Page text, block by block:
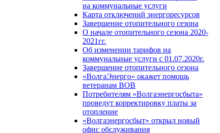
на коммунальные услуги
Карта отключений энергоресурсов
Завершение отопительного сезона
О начале отопительного сезона 2020-
2021гг.
Об изменении тарифов на
коммунальные услуги с 01.07.2020г.
Завершение отопительного сезона
«ВолгаЭнерго» окажет помощь
ветеранам ВОВ
Потребителям «Волгаэнергосбыта»
проведут корректировку платы за
отопление
«Волгаэнергосбыт» открыл новый
офис обслуживания